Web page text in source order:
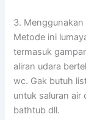
3. Menggunakan
Metode ini
termasuk
aliran udara
wc. Gak butuh
untuk saluran air
bathtub dll.